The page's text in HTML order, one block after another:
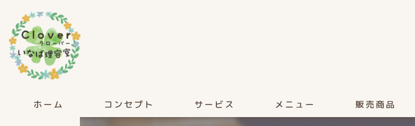
ホーム コンセプト サービス メニュー 販売商品